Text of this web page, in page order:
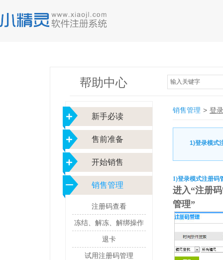
帮助中心 输入关键字
新手必读
售前准备
开始销售
销售管理
注册码查看
冻结、解冻、解绑操作
退卡
试用注册码管理
销售管理 > 登
1)登录模式
1)登录模式注册码
进入“注册
管理”